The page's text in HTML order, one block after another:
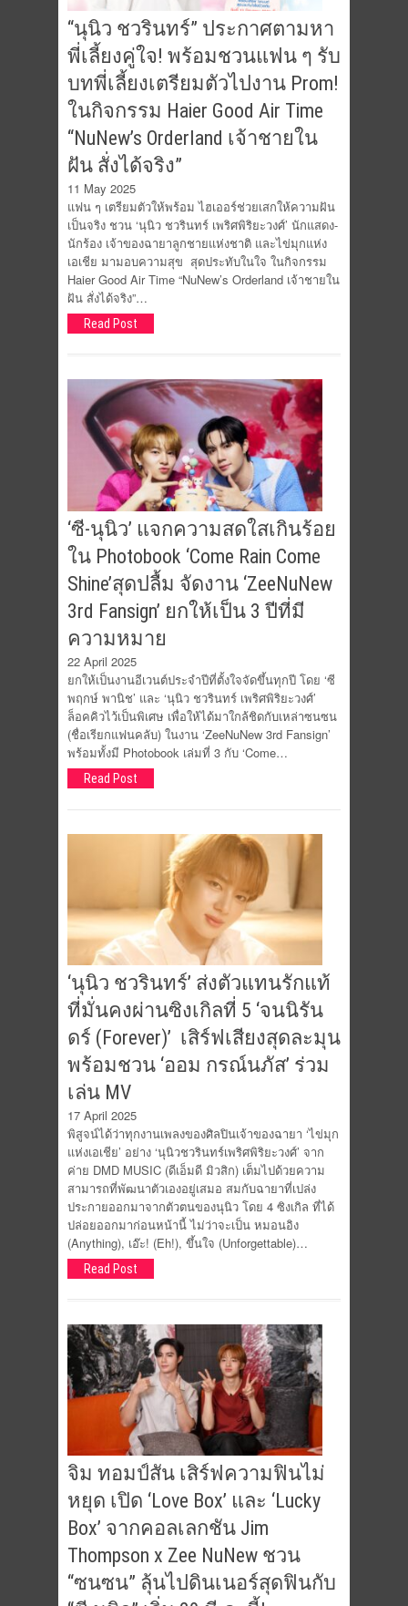
“นุนิว ชวรินทร์” ประกาศตามหา
พี่เลี้ยงคู่ใจ! พร้อมชวนแฟน ๆ รับ
บทพี่เลี้ยงเตรียมตัวไปงาน Prom!
ในกิจกรรม Haier Good Air Time
“NuNew’s Orderland เจ้าชายใน
ฝัน สั่งได้จริง”
11 May 2025
แฟน ๆ เตรียมตัวให้พร้อม ไฮเออร์ช่วยเสกให้ความฝัน
เป็นจริง ชวน ‘นุนิว ชวรินทร์ เพริศพิริยะวงศ์’ นักแสดง-
นักร้อง เจ้าของฉายาลูกชายแห่งชาติ และไข่มุกแห่ง
เอเชีย มามอบความสุข สุดประทับในใจ ในกิจกรรม
Haier Good Air Time “NuNew’s Orderland เจ้าชายใน
ฝัน สั่งได้จริง”…
Read Post
‘ซี-นุนิว’ แจกความสดใสเกินร้อย
ใน Photobook ‘Come Rain Come
Shine’สุดปลื้ม จัดงาน ‘ZeeNuNew
3rd Fansign’ ยกให้เป็น 3 ปีที่มี
ความหมาย
22 April 2025
ยกให้เป็นงานอีเวนต์ประจำปีที่ตั้งใจจัดขึ้นทุกปี โดย ‘ซี
พฤกษ์ พานิช’ และ ‘นุนิว ชวรินทร์ เพริศพิริยะวงศ์’
ล็อคคิวไว้เป็นพิเศษ เพื่อให้ได้มาใกล้ชิดกับเหล่าซนซน
(ชื่อเรียกแฟนคลับ) ในงาน ‘ZeeNuNew 3rd Fansign’
พร้อมทั้งมี Photobook เล่มที่ 3 กับ ‘Come…
Read Post
‘นุนิว ชวรินทร์’ ส่งตัวแทนรักแท้
ที่มั่นคงผ่านซิงเกิลที่ 5 ‘จนนิรัน
ดร์ (Forever)’ เสิร์ฟเสียงสุดละมุน
พร้อมชวน ‘ออม กรณ์นภัส’ ร่วม
เล่น MV
17 April 2025
พิสูจน์ได้ว่าทุกงานเพลงของศิลปินเจ้าของฉายา ‘ไข่มุก
แห่งเอเชีย’ อย่าง ‘นุนิวชวรินทร์เพริศพิริยะวงศ์’ จาก
ค่าย DMD MUSIC (ดีเอ็มดี มิวสิก) เต็มไปด้วยความ
สามารถที่พัฒนาตัวเองอยู่เสมอ สมกับฉายาที่เปล่ง
ประกายออกมาจากตัวตนของนุนิว โดย 4 ซิงเกิล ที่ได้
ปล่อยออกมาก่อนหน้านี้ ไม่ว่าจะเป็น หมอนอิง
(Anything), เอ๊ะ! (Eh!), ขึ้นใจ (Unforgettable)…
Read Post
จิม ทอมป์สัน เสิร์ฟความฟินไม่
หยุด เปิด ‘Love Box’ และ ‘Lucky
Box’ จากคอลเลกชัน Jim
Thompson x Zee NuNew ชวน
“ซนซน” ลุ้นไปดินเนอร์สุดฟินกับ